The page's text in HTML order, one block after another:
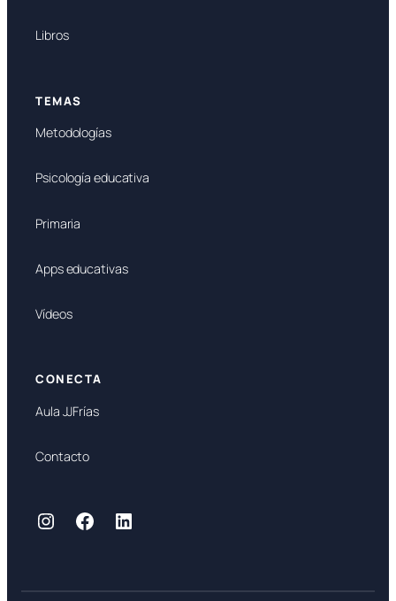
Libros
TEMAS
Metodologías
Psicología educativa
Primaria
Apps educativas
Vídeos
CONECTA
Aula JJFrías
Contacto
Instagram
Facebook
LinkedIn